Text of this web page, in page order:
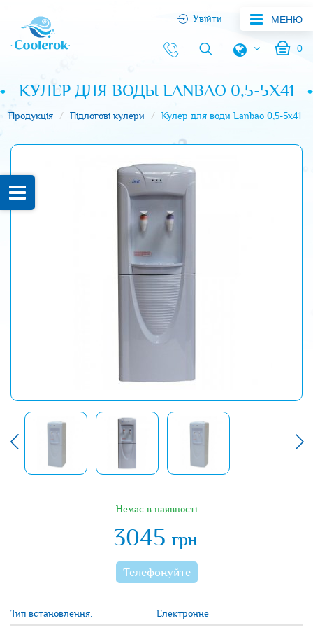
МЕНЮ
0
Увійти
КУЛЕР ДЛЯ ВОДЫ LANBAO 0,5-5X41
Продукція Підлогові кулери Кулер для води Lanbao 0,5-5x41
Немає в наявності
3045 грн
Телефонуйте
Тип встановлення:
Електронне